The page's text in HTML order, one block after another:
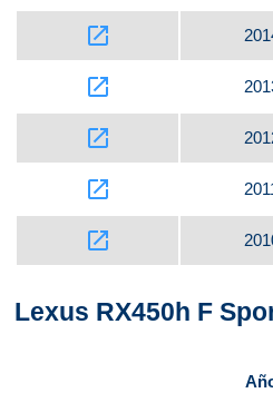
launch
launch
launch
launch
launch
Lexus RX450h F